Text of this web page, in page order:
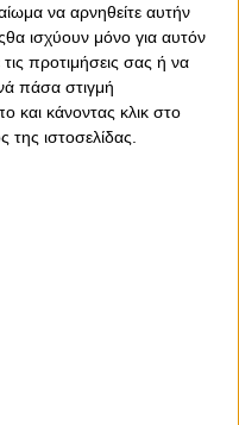
να αρνηθείτε αυτήν
ισχύουν μόνο για αυτόν
προτιμήσεις σας ή να
πάσα στιγμή
και κάνοντας κλικ στο
ιστοσελίδας.
έχει βάλει στα
κίνηση που
οποίος μεταγράφηκε
τρία χρόνια, από τον